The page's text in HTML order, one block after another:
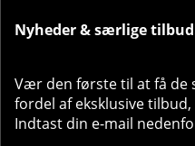
pr. time under hård
kampen.
Under holdsport:Drik 1
opvarmningen og under
Nyheder & særlige
Vær den første til at få de
fordel af eksklusive
Indtast din e-mail